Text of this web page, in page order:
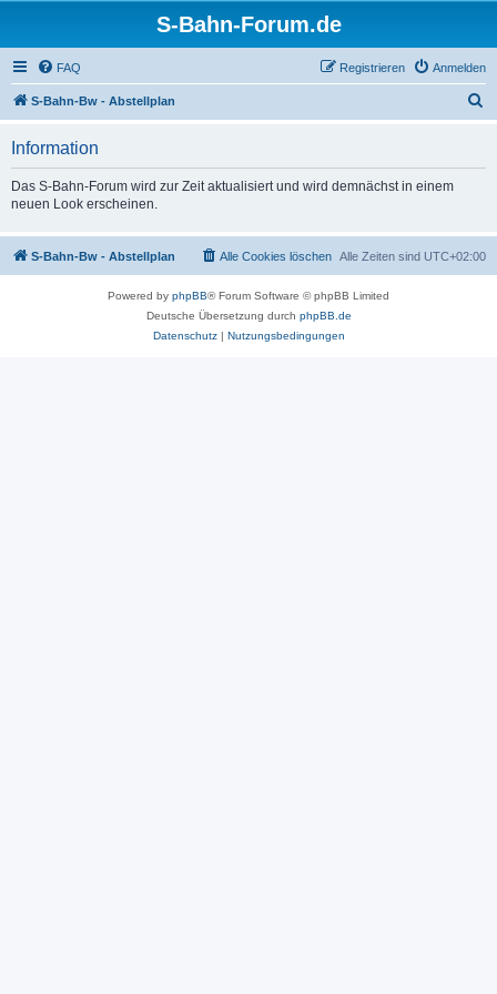
S-Bahn-Forum.de
FAQ Anmelden
Registrieren
S-Bahn-Bw - Abstellplan
Information
Das S-Bahn-Forum wird zur Zeit aktualisiert und wird demnächst in einem
neuen Look erscheinen.
S-Bahn-Bw - Abstellplan Alle Zeiten sind UTC+02:00
Alle Cookies löschen
Powered by phpBB® Forum Software © phpBB Limited
Deutsche Übersetzung durch phpBB.de
Datenschutz| Nutzungsbedingungen